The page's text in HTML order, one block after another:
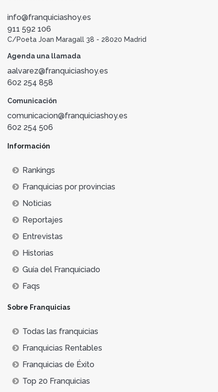
info@franquiciashoy.es
911 592 106
C/Poeta Joan Maragall 38 - 28020 Madrid
Agenda una llamada
aalvarez@franquiciashoy.es
602 254 858
Comunicación
comunicacion@franquiciashoy.es
602 254 506
Información
Rankings
Franquicias por provincias
Noticias
Reportajes
Entrevistas
Historias
Guía del Franquiciado
Faqs
Sobre Franquicias
Todas las franquicias
Franquicias Rentables
Franquicias de Éxito
Top 20 Franquicias